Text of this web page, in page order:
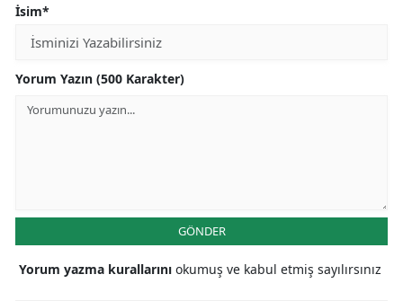
İsim*
Yorum Yazın (500 Karakter)
GÖNDER
Yorum yazma kurallarını okumuş ve kabul etmiş sayılırsınız